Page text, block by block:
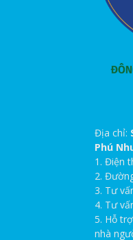
Địa chỉ:
Phú
1. Điện
2.
3. Tư
4. Tư
5. Hỗ
nhà